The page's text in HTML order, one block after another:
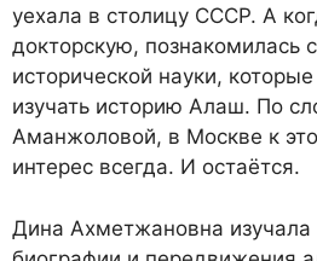
уехала в столицу СССР. А
докторскую, познакомилась
исторической науки,
изучать историю Алаш. По
Аманжоловой, в Москве к
интерес всегда. И остаётся.
Дина Ахметжановна изучала